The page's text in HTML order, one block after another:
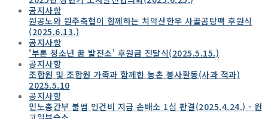
공지사항
원공노와 원주축협이 함께하는 치악산한우 사골곰탕팩 후원식
(2025.6.13.)
공지사항
'부론 청소년 꿈 발전소' 후원금 전달식(2025.5.15.)
공지사항
조합원 및 조합원 가족과 함께한 농촌 봉사활동(사과 적과)
2025.5.10
공지사항
민노총간부 불법 인건비 지급 손배소 1심 판결(2025.4.24.) - 원